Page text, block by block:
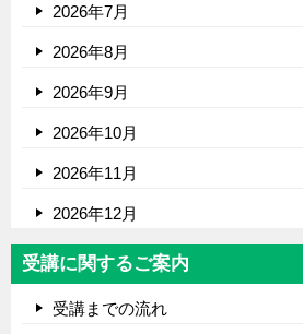
2026年7月
2026年8月
2026年9月
2026年10月
2026年11月
2026年12月
受講に関するご案内
受講までの流れ